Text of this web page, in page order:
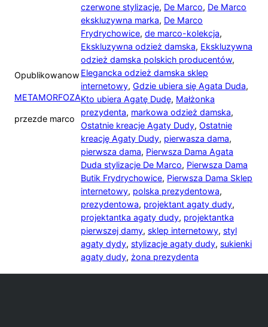
Opublikowanow
METAMORFOZA
przezde marco
czerwone stylizacje, De Marco, De Marco
ekskluzywna marka, De Marco
Frydrychowice, de marco-kolekcja,
Ekskluzywna odzież damska, Ekskluzywna
odzież damska polskich producentów,
Elegancka odzież damska sklep
internetowy, Gdzie ubiera się Agata Duda,
Kto ubiera Agatę Dudę, Małżonka
prezydenta, markowa odzież damska,
Ostatnie kreacje Agaty Dudy, Ostatnie
kreację Agaty Dudy, pierwasza dama,
pierwsza dama, Pierwsza Dama Agata
Duda stylizacje De Marco, Pierwsza Dama
Butik Frydrychowice, Pierwsza Dama Sklep
internetowy, polska prezydentowa,
prezydentowa, projektant agaty dudy,
projektantka agaty dudy, projektantka
pierwszej damy, sklep internetowy, styl
agaty dydy, stylizacje agaty dudy, sukienki
agaty dudy, żona prezydenta